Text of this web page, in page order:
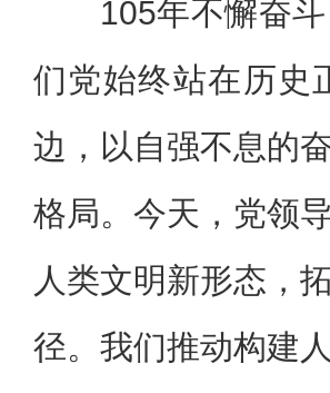
105年不懈奋
们党始终站在历史
边，以自强不息的
格局。今天，党领
人类文明新形态，
径。我们推动构建